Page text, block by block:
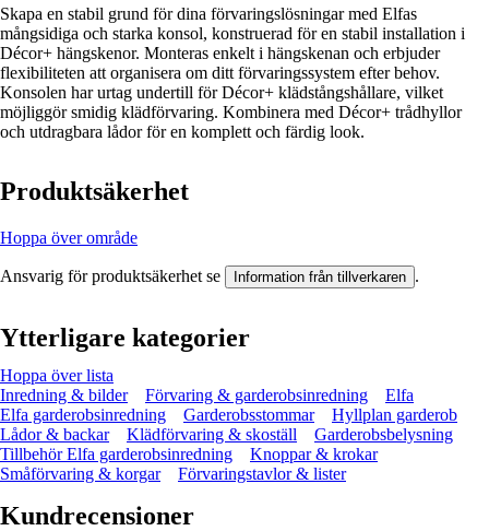
Skapa en stabil grund för dina förvaringslösningar med Elfas
mångsidiga och starka konsol, konstruerad för en stabil installation i
Décor+ hängskenor. Monteras enkelt i hängskenan och erbjuder
flexibiliteten att organisera om ditt förvaringssystem efter behov.
Konsolen har urtag undertill för Décor+ klädstångshållare, vilket
möjliggör smidig klädförvaring. Kombinera med Décor+ trådhyllor
och utdragbara lådor för en komplett och färdig look.
Produktsäkerhet
Hoppa över område
Ansvarig för produktsäkerhet se Information från tillverkaren .
Ytterligare kategorier
Hoppa över lista
Inredning & bilder
Förvaring & garderobsinredning
Elfa
Elfa garderobsinredning
Garderobsstommar
Hyllplan garderob
Lådor & backar
Klädförvaring & skoställ
Garderobsbelysning
Tillbehör Elfa garderobsinredning
Knoppar & krokar
Småförvaring & korgar
Förvaringstavlor & lister
Kundrecensioner